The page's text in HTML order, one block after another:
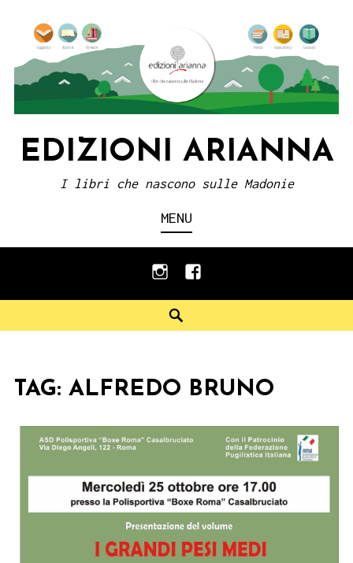
content
EDIZIONI ARIANNA
I libri che nascono sulle Madonie
MENU
instagramfacebook
TAG: ALFREDO BRUNO